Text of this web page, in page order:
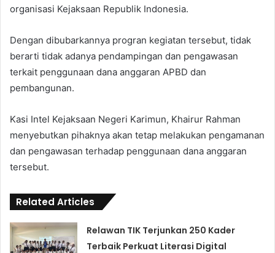
organisasi Kejaksaan Republik Indonesia.
Dengan dibubarkannya progran kegiatan tersebut, tidak
berarti tidak adanya pendampingan dan pengawasan
terkait penggunaan dana anggaran APBD dan
pembangunan.
Kasi Intel Kejaksaan Negeri Karimun, Khairur Rahman
menyebutkan pihaknya akan tetap melakukan pengamanan
dan pengawasan terhadap penggunaan dana anggaran
tersebut.
Related Articles
Relawan TIK Terjunkan 250 Kader
Terbaik Perkuat Literasi Digital